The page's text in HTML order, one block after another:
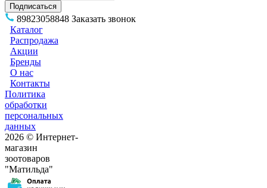
89823058848 Заказать звонок
Каталог
Распродажа
Акции
Бренды
О нас
Контакты
Политика
обработки
персональных
данных
2026 © Интернет-
магазин
зоотоваров
"Матильда"